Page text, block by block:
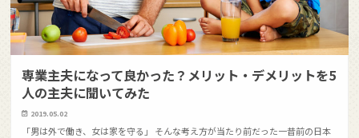
専業主夫になって良かった？メリット・デメリットを5
人の主夫に聞いてみた
2019.05.02
「男は外で働き、女は家を守る」 そんな考え方が当たり前だった一昔前の日本